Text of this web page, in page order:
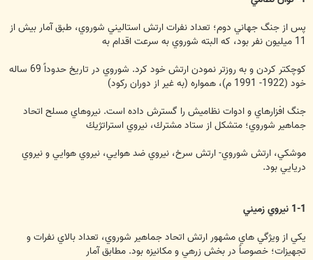
پس از جنگ جهاني دوم؛ تعداد نفرات ارتش استاليني شوروي، طبق آمار بيش از
11 ميليون نفر بود، كه البته شوروي به سرعت اقدام به
كوچكتر كردن و به روزتر نمودن ارتش خود كرد. شوروي در تاريخ حدوداً 69 ساله
خود (1922- 1991 م)، همواره (به غير از دوران ركود)
جنگ افزارهاي و ادوات نظاميش را گسترش داده است. نيروهاي مسلح اتحاد
جماهير شوروي؛ متشكل از ستاد مشترك، نيروي استراتژيك
موشكي، ارتش شوروي- ارتش سرخ، نيروي ضد هوايي، نيروي هوايي و نيروي
دريايي بود.
1-1 نيروي زميني
يكي از ويژگي هاي مشهور ارتش اتحاد جماهير شوروي، تعداد بالاي نفرات و
تجهيزات؛ خصوصاً در بخش زرهي و مكانيزه بود. مطابق آمار